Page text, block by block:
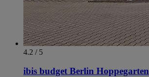
4.2 / 5
ibis budget Berlin Hoppegarten